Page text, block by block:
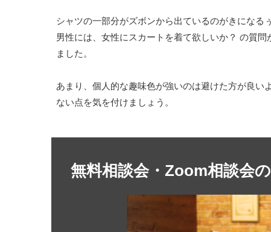
シャツの一部分がズボンから出ているのがきになる
男性には、女性にスカートを着て欲しいか？ の質
ました。
あまり、個人的な趣味色が強いのは避けた方が良い
ない点を気を付けましょう。
無料相談会・Zoom相談会